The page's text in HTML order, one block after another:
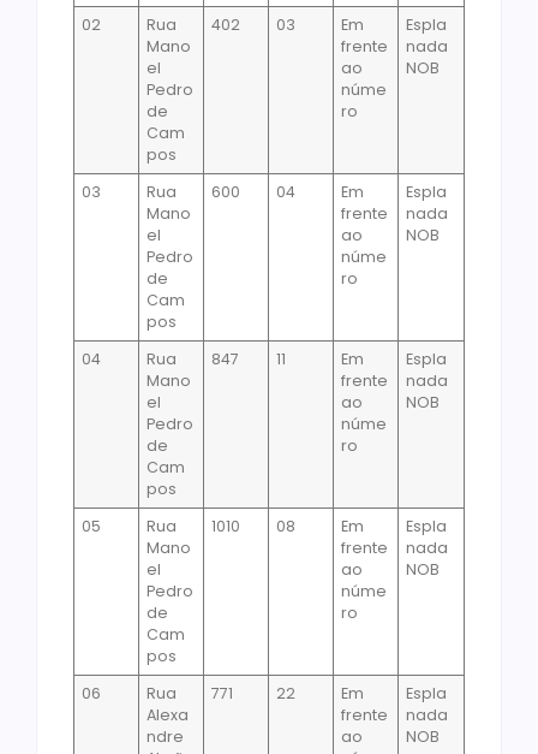
02
Rua
Mano
el
Pedro
de
Cam
pos
402 03
Em
frente
ao
núme
ro
Espla
nada
NOB
03
Rua
Mano
el
Pedro
de
Cam
pos
600 04
Em
frente
ao
núme
ro
Espla
nada
NOB
04
Rua
Mano
el
Pedro
de
Cam
pos
847 11
Em
frente
ao
núme
ro
Espla
nada
NOB
05
Rua
Mano
el
Pedro
de
Cam
pos
1010 08
Em
frente
ao
núme
ro
Espla
nada
NOB
06
Rua
Alexa
ndre
771 22
Em
frente
ao
Espla
nada
NOB